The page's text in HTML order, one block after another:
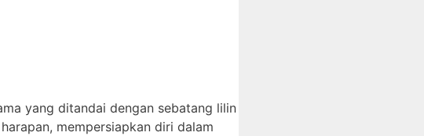
yang ditandai dengan sebatang lilin
mempersiapkan diri dalam